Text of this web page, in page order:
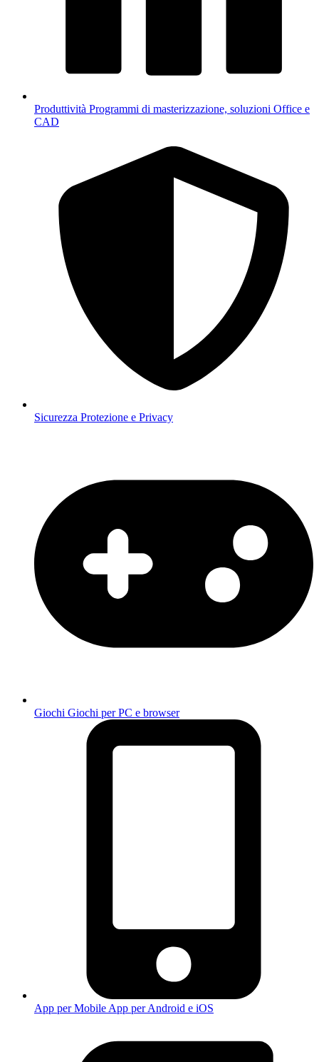
Produttività Programmi di masterizzazione, soluzioni Office e
CAD
Sicurezza Protezione e Privacy
Giochi Giochi per PC e browser
App per Mobile App per Android e iOS